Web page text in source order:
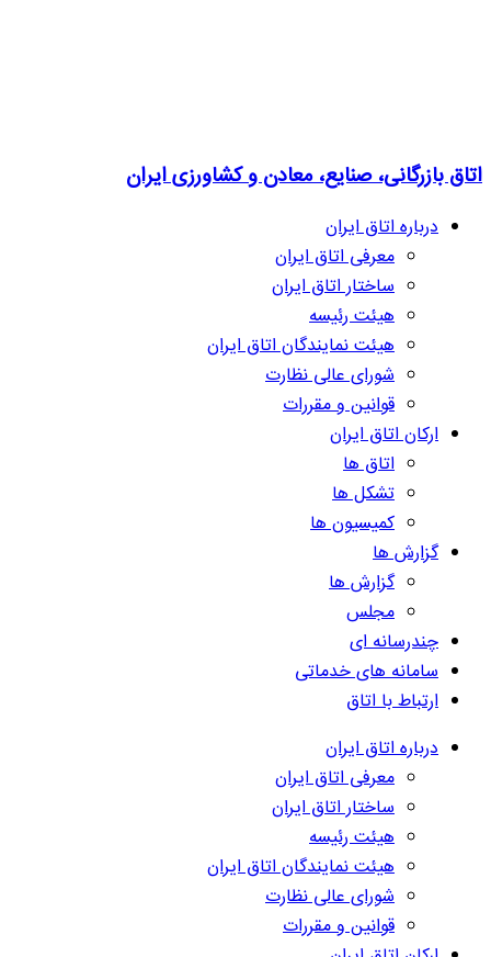
اتاق بازرگانی، صنایع، معادن و کشاورزی ایران
درباره اتاق ایران
معرفی اتاق ایران
ساختار اتاق ایران
هیئت رئیسه
هیئت نمایندگان اتاق ایران
شورای عالی نظارت
قوانین و مقررات
ارکان اتاق ایران
اتاق ها
تشکل ها
کمیسیون ها
گزارش ها
گزارش ها
مجلس
چندرسانه ای
سامانه های خدماتی
ارتباط با اتاق
درباره اتاق ایران
معرفی اتاق ایران
ساختار اتاق ایران
هیئت رئیسه
هیئت نمایندگان اتاق ایران
شورای عالی نظارت
قوانین و مقررات